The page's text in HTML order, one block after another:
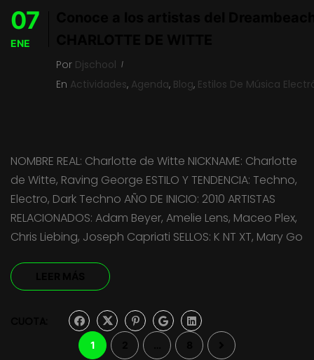
07
ENE
Por Djschool
En Actividades, Agenda, Blog, Estilos De Música
NOMBRE REAL: Charlotte de Witte NICKNAME: Charlotte
de Witte, Raving George ESTILO Y TENDENCIA: Techno,
Electro, Dark Techno AÑO DE INICIO: 2010 ARTISTAS
RELACIONADOS: Adam Beyer, Amelie Lens, Maceo Plex,
Chris Liebing, Joseph Capriati SELLOS: K NT XT, Mary Go
1